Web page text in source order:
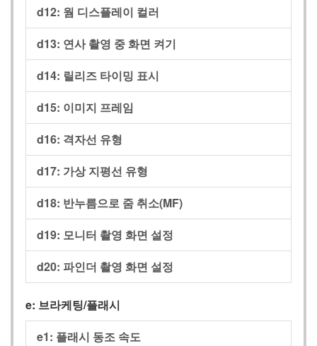
d12: 웜 디스플레이 컬러
d13: 연사 촬영 중 화면 켜기
d14: 릴리즈 타이밍 표시
d15: 이미지 프레임
d16: 격자선 유형
d17: 가상 지평선 유형
d18: 반누름으로 줌 취소(MF)
d19: 모니터 촬영 화면 설정
d20: 파인더 촬영 화면 설정
e: 브라케팅/플래시
e1: 플래시 동조 속도